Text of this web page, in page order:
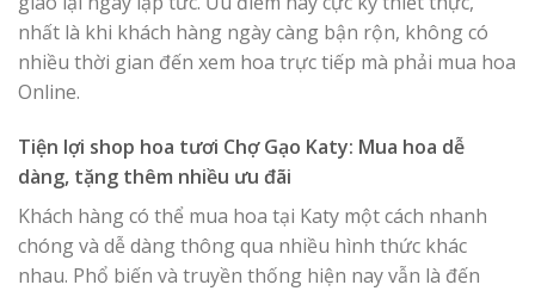
nhất là khi khách hàng ngày càng bận rộn, không có
nhiều thời gian đến xem hoa trực tiếp mà phải mua hoa
Online.
Tiện lợi shop hoa tươi Chợ Gạo Katy: Mua hoa dễ
dàng, tặng thêm nhiều ưu đãi
Khách hàng có thể mua hoa tại Katy một cách nhanh
chóng và dễ dàng thông qua nhiều hình thức khác
nhau. Phổ biến và truyền thống hiện nay vẫn là đến